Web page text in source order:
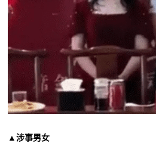
▲涉事男女